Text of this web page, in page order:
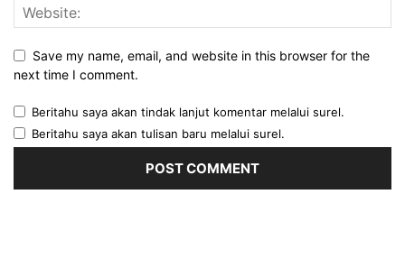
Save my name, email, and website in this browser for the
next time I comment.
Beritahu saya akan tindak lanjut komentar melalui surel.
Beritahu saya akan tulisan baru melalui surel.